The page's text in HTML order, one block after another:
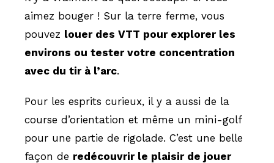
aimez bouger ! Sur la terre ferme, vous
pouvez louer des VTT pour explorer les
environs ou tester votre concentration
avec du tir à l’arc.
Pour les esprits curieux, il y a aussi de la
course d’orientation et même un mini-golf
pour une partie de rigolade. C’est une belle
façon de redécouvrir le plaisir de jouer